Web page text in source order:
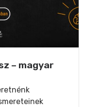
– magyar